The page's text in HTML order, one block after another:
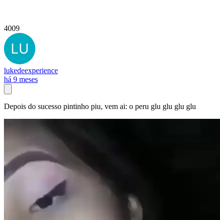
4009
lukedeexperience
há 9 meses
Depois do sucesso pintinho piu, vem ai: o peru glu glu glu glu